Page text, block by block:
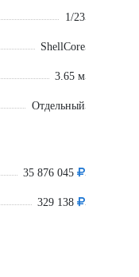
1/23
ShellCore
3.65 м
Отдельный
35 876 045
329 138